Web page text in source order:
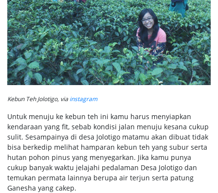
Kebun Teh Jolotigo, via instagram
Untuk menuju ke kebun teh ini kamu harus menyiapkan
kendaraan yang fit, sebab kondisi jalan menuju kesana cukup
sulit. Sesampainya di desa Jolotigo matamu akan dibuat tidak
bisa berkedip melihat hamparan kebun teh yang subur serta
hutan pohon pinus yang menyegarkan. Jika kamu punya
cukup banyak waktu jelajahi pedalaman Desa Jolotigo dan
temukan permata lainnya berupa air terjun serta patung
Ganesha yang cakep.